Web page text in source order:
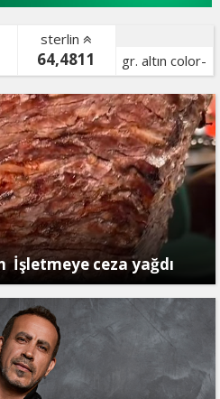
sterlin
64,4811
gr. altın color-
İşletmeye ceza yağdı